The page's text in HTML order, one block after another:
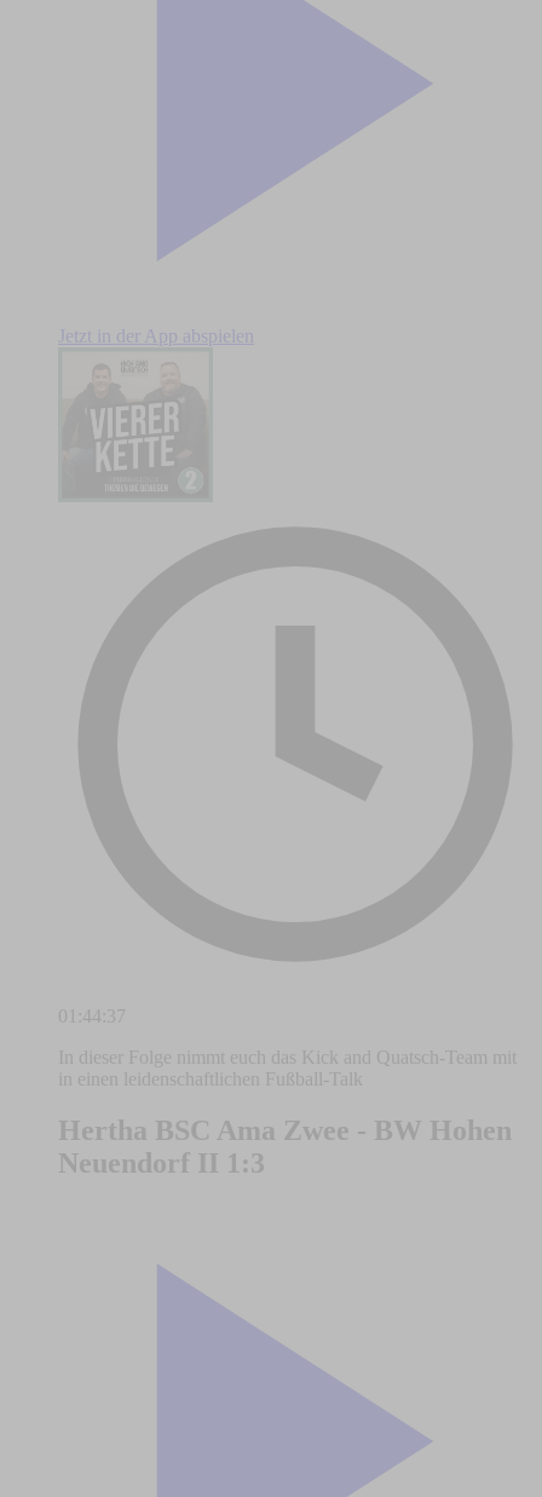
Jetzt in der App abspielen
01:44:37
In dieser Folge nimmt euch das Kick and Quatsch-Team mit
in einen leidenschaftlichen Fußball-Talk
Hertha BSC Ama Zwee - BW Hohen
Neuendorf II 1:3